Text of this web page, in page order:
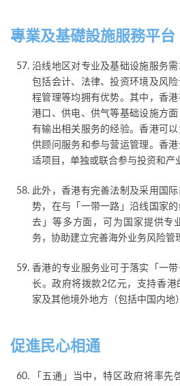
專業及基礎設施服務平台
沿线地区对专业及基础设施服务需
包括会计、法律、投资环境及风
程管理等均拥有优势。其中，香港
港口、供电、供气等基础设施方
有输出相关服务的经验。香港可
供顾问服务和参与营运管理。香
适项目，单独或联合参与投资和产
此外，香港有完善法制及采用国
势，在与「一带一路」沿线国家
去」等多方面，可为国家提供专
务，协助建立完善海外业务风险管
香港的专业服务业可于落实「一
长。政府将拨款2亿元，支持香港
家及其他境外地方（包括中国内地
促進民心相通
「五通」当中，特区政府将率先